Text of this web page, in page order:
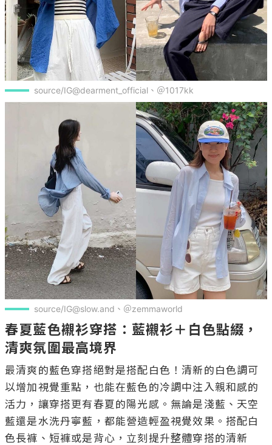
source/IG@dearment_official、＠1017kk
source/IG@slow.and、＠zemmaworld
春夏藍色襯衫穿搭：藍襯衫＋白色點綴，
清爽氛圍最高境界
最清爽的藍色穿搭絕對是搭配白色！清新的白色調可
以增加視覺重點，也能在藍色的冷調中注入親和感的
活力，讓穿搭更有春夏的陽光感。無論是淺藍、天空
藍還是水洗丹寧藍，都能營造輕盈視覺效果。搭配白
色長褲、短褲或是背心，立刻提升整體穿搭的清新